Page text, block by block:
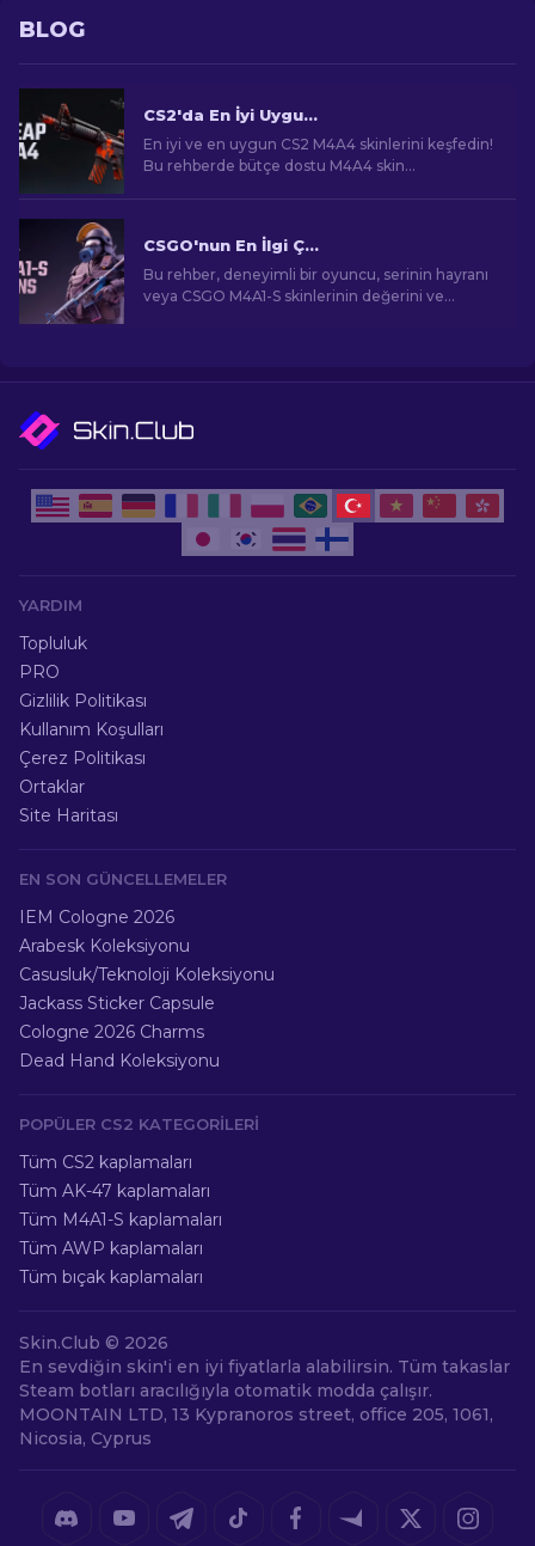
BLOG
CS2'da En İyi Uygun Fiyatlı M4A4 Skinleri [2026]
En iyi ve en uygun CS2 M4A4 skinlerini keşfedin!
Bu rehberde bütçe dostu M4A4 skin
CSGO'nun En İlgi Çekici M4A1-S Skinleri
Bu rehber, deneyimli bir oyuncu, serinin hayranı
veya CSGO M4A1-S skinlerinin değerini ve
götürecektir.
YARDIM
Topluluk
PRO
Gizlilik Politikası
Kullanım Koşulları
Çerez Politikası
Ortaklar
Site Haritası
EN SON GÜNCELLEMELER
IEM Cologne 2026
Arabesk Koleksiyonu
Casusluk/Teknoloji Koleksiyonu
Jackass Sticker Capsule
Cologne 2026 Charms
Dead Hand Koleksiyonu
POPÜLER CS2 KATEGORILERI
Tüm CS2 kaplamaları
Tüm AK-47 kaplamaları
Tüm M4A1-S kaplamaları
Tüm AWP kaplamaları
Tüm bıçak kaplamaları
Skin.Club © 2026
En sevdiğin skin'i en iyi fiyatlarla alabilirsin. Tüm takaslar
Steam botları aracılığıyla otomatik modda çalışır.
MOONTAIN LTD, 13 Kypranoros street, office 205, 1061,
Nicosia, Cyprus